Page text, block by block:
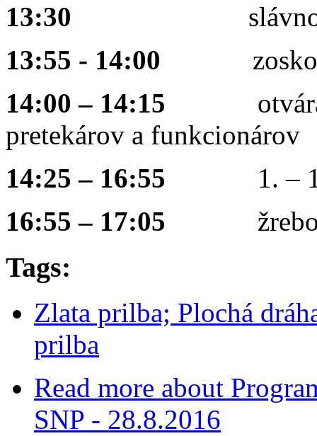
13:30 slávnostný
13:55 - 14:00 zoskok
14:00 – 14:15 otvárací
pretekárov a funkcionárov
14:25 – 16:55 1. – 19.
16:55 – 17:05
Tags:
Zlata prilba; Plochá
prilba
Read more about
SNP - 28.8.2016